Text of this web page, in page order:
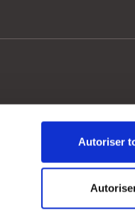
Autoriser